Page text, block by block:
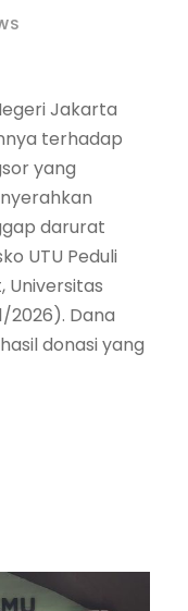
Jakarta
terhadap
yang
darurat
UTU Peduli
Universitas
2026). Dana
donasi yang